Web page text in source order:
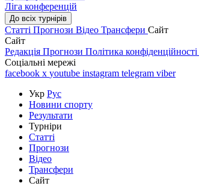
Ліга конференцій
До всіх турнірів
Статті Прогнози Відео Трансфери Сайт
Сайт
Редакція Прогнози Політика конфіденційності
Соціальні мережі
facebook x youtube instagram telegram viber
Укр Рус
Новини спорту
Результати
Турніри
Статті
Прогнози
Відео
Трансфери
Сайт